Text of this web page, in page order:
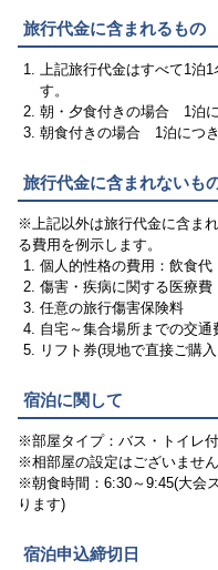
旅行代金に含まれるもの
上記旅行代金はすべて1泊
す。
朝・夕食付きの場合 1泊
朝食付きの場合 1泊につ
旅行代金に含まれないも
※上記以外は旅行代金に含ま
る費用を例示します。
個人的性格の費用：飲食代
傷害・疾病に関する医療費
任意の旅行傷害保険料
自宅～集合場所までの交通
リフト券(現地で直接ご購
宿泊に関して
※部屋タイプ：バス・トイレ
※相部屋の設定はございません
※朝食時間：6:30～9:45(大会
ります)
宿泊申込締切日